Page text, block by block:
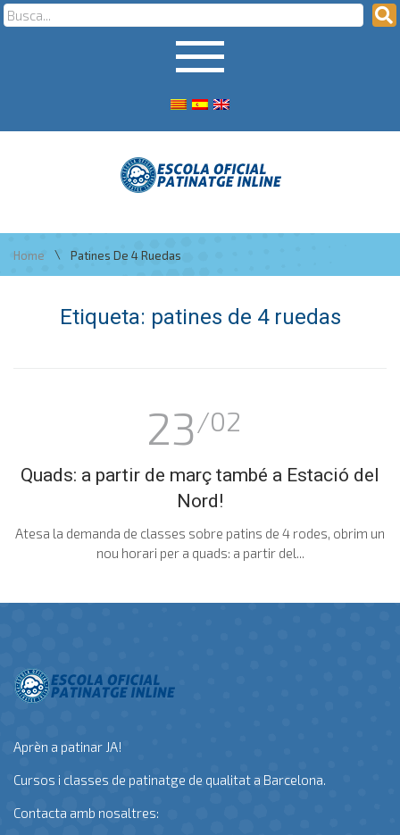
Home \ Patines De 4 Ruedas
Etiqueta: patines de 4 ruedas
23/02
Quads: a partir de març també a Estació del
Nord!
Atesa la demanda de classes sobre patins de 4 rodes, obrim un
nou horari per a quads: a partir del...
Aprèn a patinar JA!
Cursos i classes de patinatge de qualitat a Barcelona.
Contacta amb nosaltres: